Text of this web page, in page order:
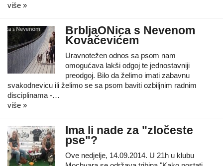
više »
BrbljaONica s Nevenom
Kovačevićem
Uravnotežen odnos sa psom nam
omogućava lakši odgoj te jednostavniji
preodgoj. Bilo da želimo imati zabavnu
svakodnevicu ili želimo se sa psom baviti ozbiljnim radnim
disciplinama -…
više »
Ima li nade za "zločeste
pse"?
Ove nedjelje, 14.09.2014. U 21h u klubu